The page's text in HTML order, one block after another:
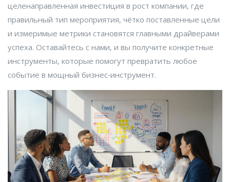
целенаправленная инвестиция в рост компании, где
правильный тип мероприятия, чётко поставленные цели
и измеримые метрики становятся главными драйверами
успеха. Оставайтесь с нами, и вы получите конкретные
инструменты, которые помогут превратить любое
событие в мощный бизнес‑инструмент.